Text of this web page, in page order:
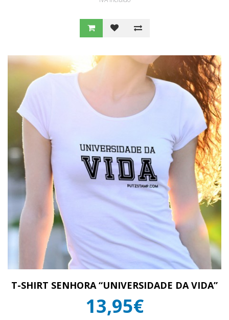
T-SHIRT SENHORA “UNIVERSIDADE DA VIDA”
13,95€